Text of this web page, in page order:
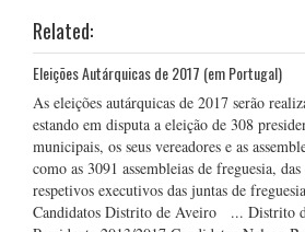
Related:
Eleições Autárquicas de 2017 (em Portugal)
As eleições autárquicas de 2017 serão
estando em disputa a eleição de 308
municipais, os seus vereadores e as
como as 3091 assembleias de freguesia,
respetivos executivos das juntas de
Candidatos Distrito de Aveiro ... Distrito